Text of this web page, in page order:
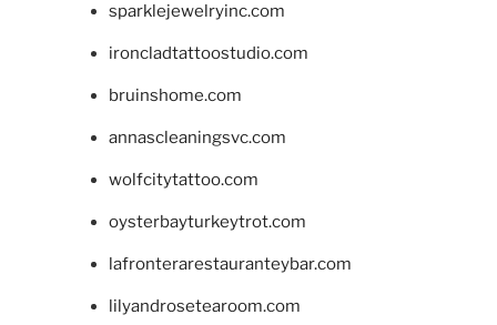
sparklejewelryinc.com
ironcladtattoostudio.com
bruinshome.com
annascleaningsvc.com
wolfcitytattoo.com
oysterbayturkeytrot.com
lafronterarestauranteybar.com
lilyandrosetearoom.com